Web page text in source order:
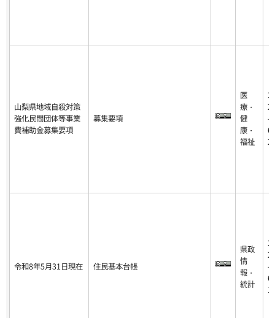
山梨県地域自殺対策
強化民間団体等事業
費補助金募集要項
募集要項
医
療・
健
康・
福祉
-0
6-
令和8年5月31日現在 住民基本台帳
県政
情
報・
統計
-0
6-